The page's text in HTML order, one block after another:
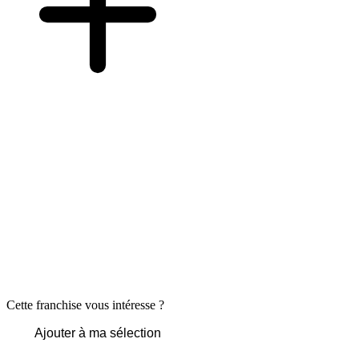
Cette franchise vous intéresse ?
Ajouter à ma sélection